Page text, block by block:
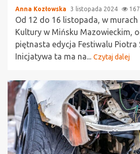
Anna Kozłowska 3 listopada 2024
Od 12 do 16 listopada, w
Kultury w Mińsku Mazowieckim,
piętnasta edycja Festiwalu Piotra
Inicjatywa ta ma na... Czytaj dalej